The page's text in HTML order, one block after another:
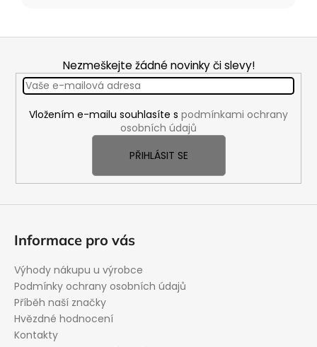
Nezmeškejte žádné novinky či slevy!
Vložením e-mailu souhlasíte s podmínkami ochrany
osobních údajů
PŘIHLÁSIT SE
Informace pro vás
Výhody nákupu u výrobce
Podmínky ochrany osobních údajů
Příběh naší značky
Hvězdné hodnocení
Kontakty